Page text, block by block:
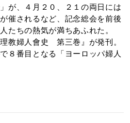
が、４月２０、２１の両日には
催されるなど、記念総会を前後
たちの熱気が満ちあふれた。
教婦人會史 第三巻』が発刊。
８番目となる「ヨーロッパ婦人